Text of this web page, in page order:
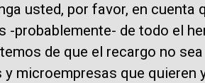
usted, por favor, en cuenta
-probablemente- de todo el
de que el recargo no
microempresas que quieren